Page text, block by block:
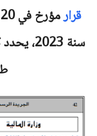
قرار
سنة